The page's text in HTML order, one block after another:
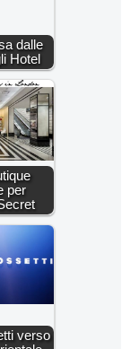
dalle
Hotel
per
verso